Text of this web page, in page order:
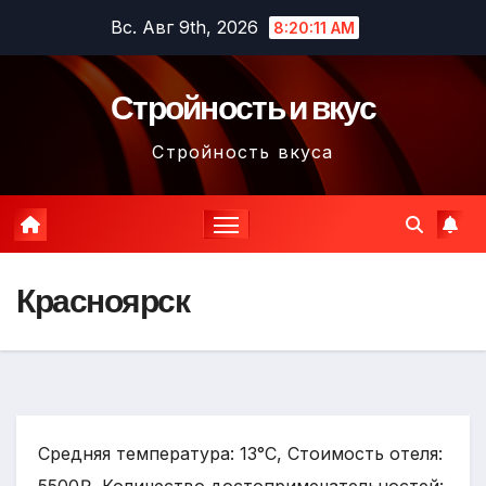
содержимому
Вс. Авг 9th, 2026 8:20:13 AM
Стройность и вкус
Стройность вкуса
Красноярск
Средняя температура: 13°C, Стоимость отеля: